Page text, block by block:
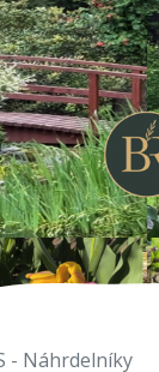
- Náhrdelníky